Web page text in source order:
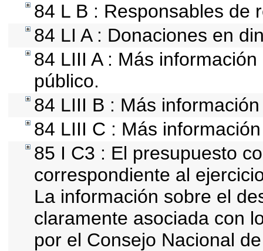
84 L B : Responsables de
84 LI A : Donaciones en
84 LIII A : Más
público.
84 LIII B : Más
84 LIII C : Más
85 I C3 : El presupuesto
correspondiente al
La información sobre el
claramente asociada con
por el Consejo Nacional